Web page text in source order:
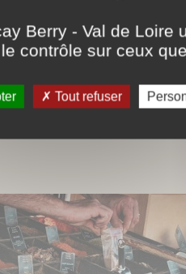
Partager ce contenu
Berry - Val de Loire
contrôle sur ceux
Tout refuser